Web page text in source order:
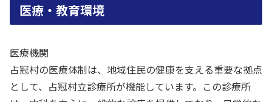
医療・教育環境
医療機関
占冠村の医療体制は、地域住民の健康を支える重要な拠点
として、占冠村立診療所が機能しています。この診療所